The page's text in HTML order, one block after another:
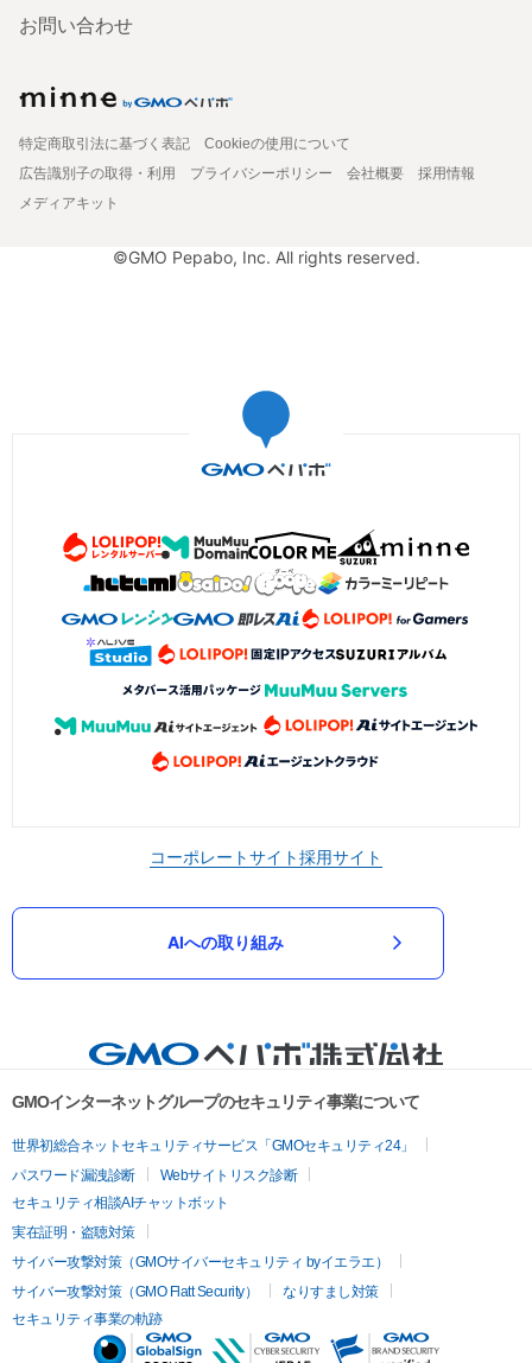
お問い合わせ
特定商取引法に基づく表記
Cookieの使用について
広告識別子の取得・利用
プライバシーポリシー 会社概要
採用情報
メディアキット
©GMO Pepabo, Inc. All rights reserved.
コーポレートサイト採用サイト
AIへの取り組み
GMOインターネットグループのセキュリティ事業について
世界初総合ネットセキュリティサービス「GMOセキュリティ24」
パスワード漏洩診断
Webサイトリスク診断
セキュリティ相談AIチャットボット
実在証明・盗聴対策
サイバー攻撃対策（GMOサイバーセキュリティ byイエラエ）
サイバー攻撃対策（GMO Flatt Security）
なりすまし対策
セキュリティ事業の軌跡